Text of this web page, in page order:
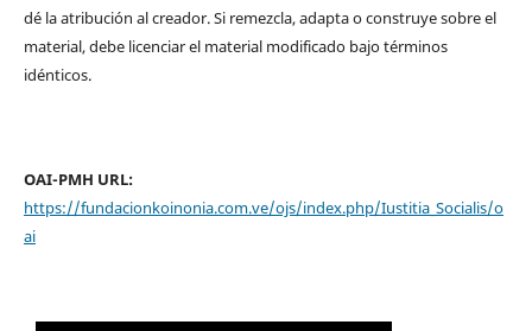
dé la atribución al creador. Si remezcla, adapta o construye sobre el
material, debe licenciar el material modificado bajo términos
idénticos.
OAI-PMH URL:
https://fundacionkoinonia.com.ve/ojs/index.php/Iustitia_Socialis/o
ai